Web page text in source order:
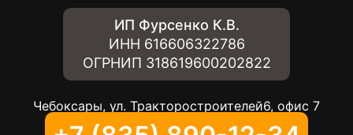
ИП Фурсенко К.В.
ИНН 616606322786
ОГРНИП 318619600202822
Чебоксары, ул. Тракторостроителей6, офис 7